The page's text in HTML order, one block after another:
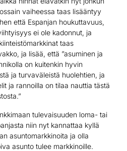
vaiheessa taas lisääntyy
että Espanjan houkuttavuus,
ei ole kadonnut, ja
taas
ja lisää, että ”asuminen ja
on kuitenkin hyvin
ja turvaväleistä huolehtien, ja
ja rannoilla on tilaa nauttia tästä
tulevaisuuden loma- tai
niin nyt kannattaa kyllä
asuntomarkkinoita ja olla
asunto tulee markkinoille.